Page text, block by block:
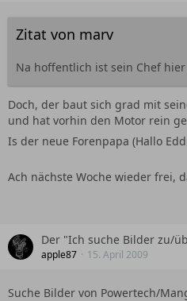
Zitat von marv
Na hoffentlich ist sein Chef
Doch, der baut sich grad mit
und hat vorhin den Motor rein
Is der neue Forenpapa (Hallo
Ach nächste Woche wieder frei,
Der "Ich suche Bilder zu/
apple87 15. April 2009
Suche Bilder von Powertech/